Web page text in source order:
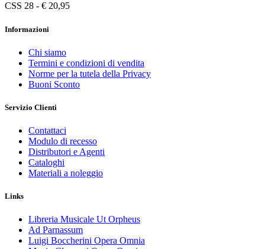
CSS 28 - € 20,95
Informazioni
Chi siamo
Termini e condizioni di vendita
Norme per la tutela della Privacy
Buoni Sconto
Servizio Clienti
Contattaci
Modulo di recesso
Distributori e Agenti
Cataloghi
Materiali a noleggio
Links
Libreria Musicale Ut Orpheus
Ad Parnassum
Luigi Boccherini Opera Omnia